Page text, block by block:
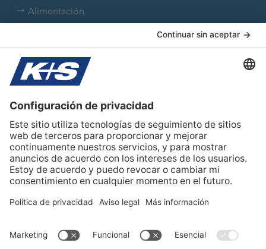
Alimentación
Farmacia
Nutrición animal
Tratamiento de agua
Sobre K+S
Team Iberia
Contacto